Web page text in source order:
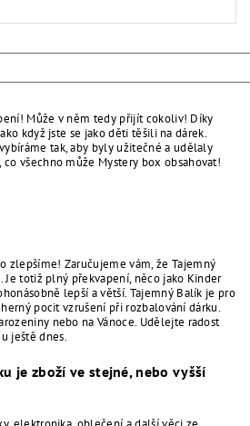
Může v něm tedy přijít cokoliv! Díky
když jste se jako děti těšili na dárek.
tak, aby byly užitečné a udělaly
všechno může Mystery box obsahovat!
zlepšíme! Zaručujeme vám, že Tajemný
Je totiž plný překvapení, něco jako Kinder
lepší a větší. Tajemný Balík je pro
pocit vzrušení při rozbalování dárku.
nebo na Vánoce. Udělejte radost
ještě dnes.
je zboží ve stejné, nebo vyšší